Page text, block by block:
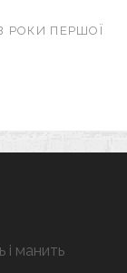
РОКИ ПЕРШОЇ
манить